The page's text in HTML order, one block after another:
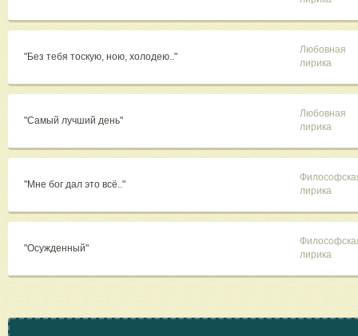
"Без тебя тоскую, ною, холодею.."
Любовная
лирика
"Самый лучший день"
Любовная
лирика
"Мне бог дал это всё.."
лирика
"Осужденный"
лирика